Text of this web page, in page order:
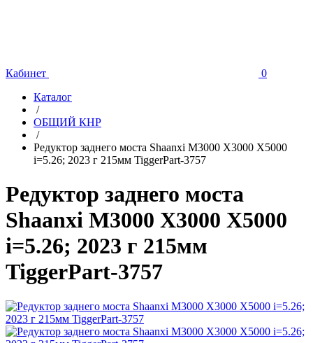
Кабинет
0
Каталог
/
ОБЩИЙ КНР
/
Редуктор заднего моста Shaanxi M3000 X3000 Х5000
i=5.26; 2023 г 215мм TiggerPart-3757
Редуктор заднего моста
Shaanxi M3000 X3000 Х5000
i=5.26; 2023 г 215мм
TiggerPart-3757